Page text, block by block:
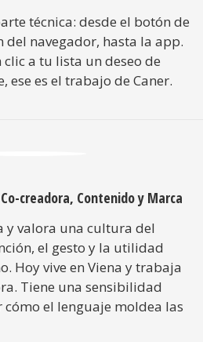
técnica: desde el botón de
del navegador, hasta la app.
a tu lista un deseo de
es el trabajo de Caner.
creadora, Contenido y Marca
y valora una cultura del
el gesto y la utilidad
Hoy vive en Viena y trabaja
Tiene una sensibilidad
el lenguaje moldea las